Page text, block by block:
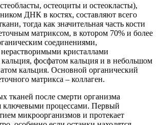
, остеоциты и остеокласты),
ДНК в костях, составляют всего
тогда как значительная часть кости
матриксом, в котором 70% и более
соединениями,
кристаллами
кальция, фосфатом кальция и в небольшом
кальция. Основной органический
матрикса – коллаген.
тканей после смерти организма
ключевыми процессами. Первый
микроорганизмов и протекает